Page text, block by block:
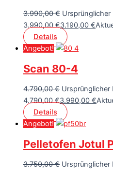
3.990,00€ Ursprünglicher
3.990,00 €3.190,00 €
Details
Angebot!
Scan 80-4
4.790,00€ Ursprünglicher
4.790,00 €3.990,00 €
Details
Angebot!
Pelletofen Jotul
3.750,00€ Ursprünglicher